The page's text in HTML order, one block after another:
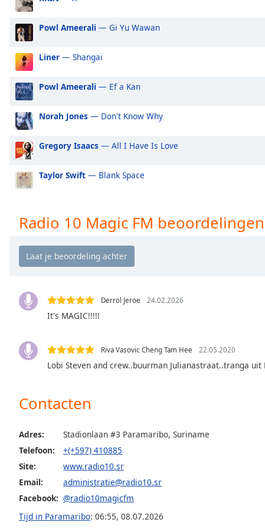
Audio
Track
Picture-
Picture
Fullscreen
This
modal
window.
Beginning
dialog
close
window.
Opacity
Background
Caption
Background
Powl Ameerali — Gi Yu Wawan
Liner — Shangai
Powl Ameerali — Ef a Kan
Norah Jones — Don't Know Why
Gregory Isaacs — All I Have Is Love
Taylor Swift — Blank Space
Radio 10 Magic FM beoordelingen
Derrol Jeroe 24.02.2026
It's MAGIC!!!!!
Riva Vasovic Cheng Tam Hee 22.05.2020
Lobi Steven and crew..buurman Julianastraat..tranga
Contacten
Adres:
Stadionlaan #3 Paramaribo, Suriname
Telefoon:
+(+597) 410885
Site:
www.radio10.sr
Email:
administratie@radio10.sr
Facebook: @radio10magicfm
Tijd in Paramaribo: 06:55, 08.07.2026